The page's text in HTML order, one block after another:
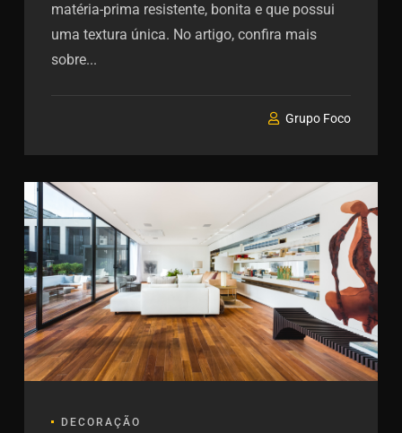
matéria-prima resistente, bonita e que possui
uma textura única. No artigo, confira mais
sobre...
Grupo Foco
DECORAÇÃO